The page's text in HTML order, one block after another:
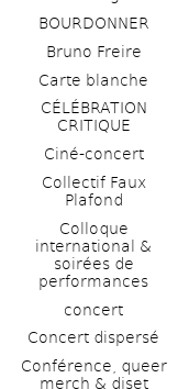
BOURDONNER
Bruno Freire
Carte blanche
CÉLÉBRATION
CRITIQUE
Ciné-concert
Collectif Faux
Plafond
Colloque
international &
soirées de
performances
concert
Concert dispersé
Conférence, queer
merch & djset